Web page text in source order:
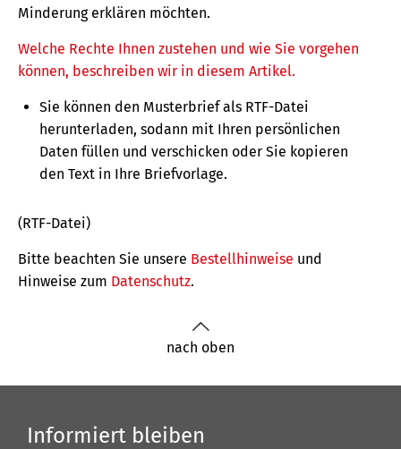
Minderung erklären möchten.
Welche Rechte Ihnen zustehen und wie Sie vorgehen
können, beschreiben wir in diesem Artikel.
Sie können den Musterbrief als RTF-Datei
herunterladen, sodann mit Ihren persönlichen
Daten füllen und verschicken oder Sie kopieren
den Text in Ihre Briefvorlage.
(RTF-Datei)
Bitte beachten Sie unsere Bestellhinweise und
Hinweise zum Datenschutz.
nach oben
Informiert bleiben